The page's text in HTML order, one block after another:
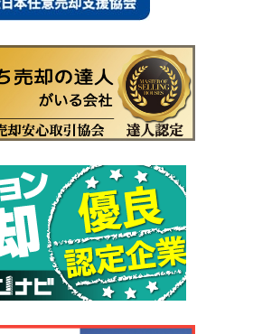
対する回答として、電子メールや資料
開示・提供の禁止
お預かりした個人情報を適切に管理
する場合を除き、個人情報を第三者に
場合
サービスを行なうために当社が業務を
示する場合 法令に基づき開示すること
じています。